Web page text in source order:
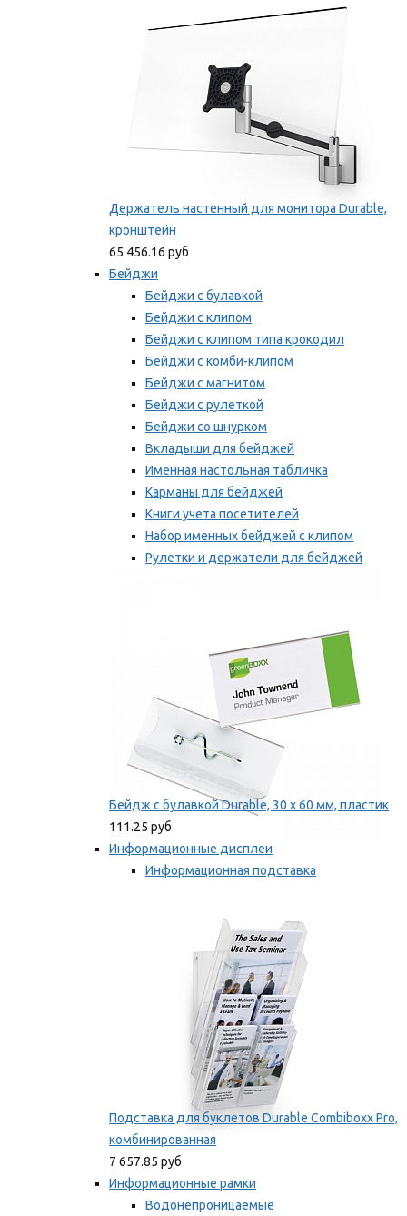
Держатель настенный для монитора Durable,
кронштейн
65 456.16 руб
Бейджи
Бейджи с булавкой
Бейджи с клипом
Бейджи с клипом типа крокодил
Бейджи с комби-клипом
Бейджи с магнитом
Бейджи с рулеткой
Бейджи со шнурком
Вкладыши для бейджей
Именная настольная табличка
Карманы для бейджей
Книги учета посетителей
Набор именных бейджей с клипом
Рулетки и держатели для бейджей
Бейдж с булавкой Durable, 30 х 60 мм, пластик
111.25 руб
Информационные дисплеи
Информационная подставка
Подставка для буклетов Durable Combiboxx Pro,
комбинированная
7 657.85 руб
Информационные рамки
Водонепроницаемые